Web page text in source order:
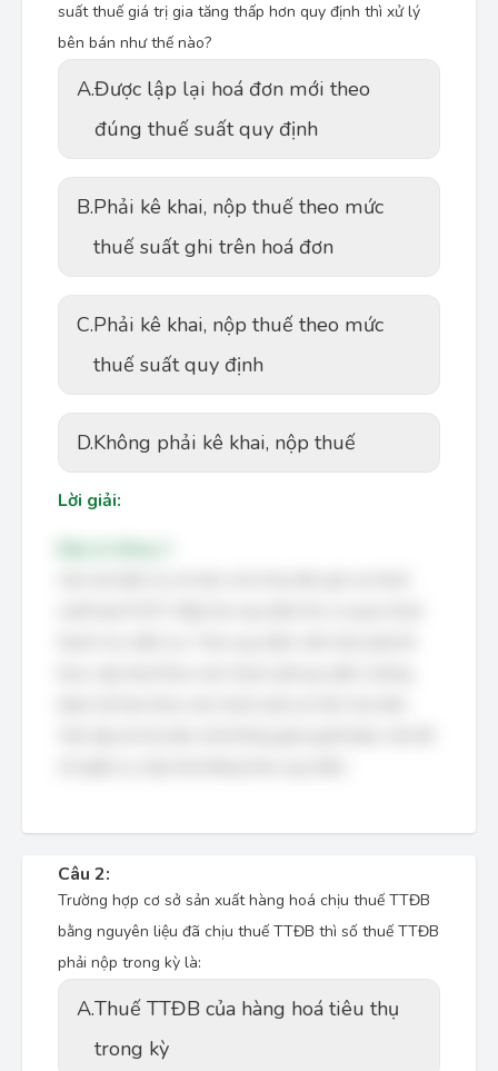
suất thuế giá trị gia tăng thấp hơn quy định thì xử lý
bên bán như thế nào?
A.Được lập lại hoá đơn mới theo
đúng thuế suất quy định
B.Phải kê khai, nộp thuế theo mức
thuế suất ghi trên hoá đơn
C.Phải kê khai, nộp thuế theo mức
thuế suất quy định
D.Không phải kê khai, nộp thuế
Lời giải:
Câu 2:
Trường hợp cơ sở sản xuất hàng hoá chịu thuế TTĐB
bằng nguyên liệu đã chịu thuế TTĐB thì số thuế TTĐB
phải nộp trong kỳ là:
A.Thuế TTĐB của hàng hoá tiêu thụ
trong kỳ